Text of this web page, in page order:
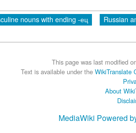
nouns with ending -ец
Russian
This page was last modified
Text is available under the WikiTranslate
About
MediaWiki Powered